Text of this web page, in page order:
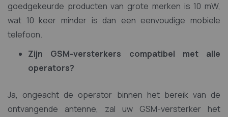
goedgekeurde producten van grote merken is 10 mW,
wat 10 keer minder is dan een eenvoudige mobiele
telefoon.
Zijn GSM-versterkers compatibel met alle
operators?
Ja, ongeacht de operator binnen het bereik van de
ontvangende antenne, zal uw GSM-versterker het